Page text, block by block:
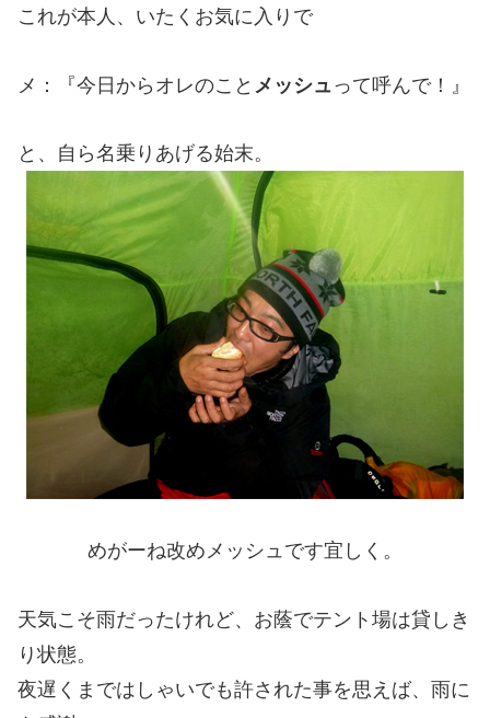
これが本人、いたくお気に入りで
メ：『今日からオレのこと メッシュ って呼んで！』
と、自ら名乗りあげる始末。
めがーね改めメッシュです宜しく。
天気こそ雨だったけれど、お蔭でテント場は貸しき
り状態。
夜遅くまではしゃいでも許された事を思えば、雨に